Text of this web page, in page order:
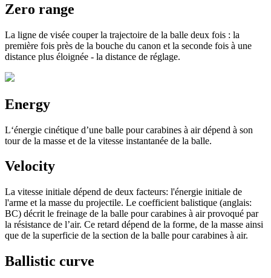
Zero range
La ligne de visée couper la trajectoire de la balle deux fois : la
première fois près de la bouche du canon et la seconde fois à une
distance plus éloignée - la distance de réglage.
Energy
L‘énergie cinétique d’une balle pour carabines à air dépend à son
tour de la masse et de la vitesse instantanée de la balle.
Velocity
La vitesse initiale dépend de deux facteurs: l'énergie initiale de
l'arme et la masse du projectile. Le coefficient balistique (anglais:
BC) décrit le freinage de la balle pour carabines à air provoqué par
la résistance de l’air. Ce retard dépend de la forme, de la masse ainsi
que de la superficie de la section de la balle pour carabines à air.
Ballistic curve